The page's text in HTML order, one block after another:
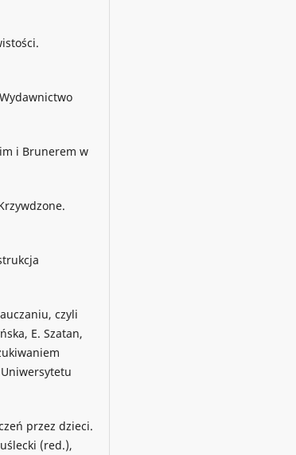
i Brunerem w
czyli
E. Szatan,
przez dzieci.
(red.),